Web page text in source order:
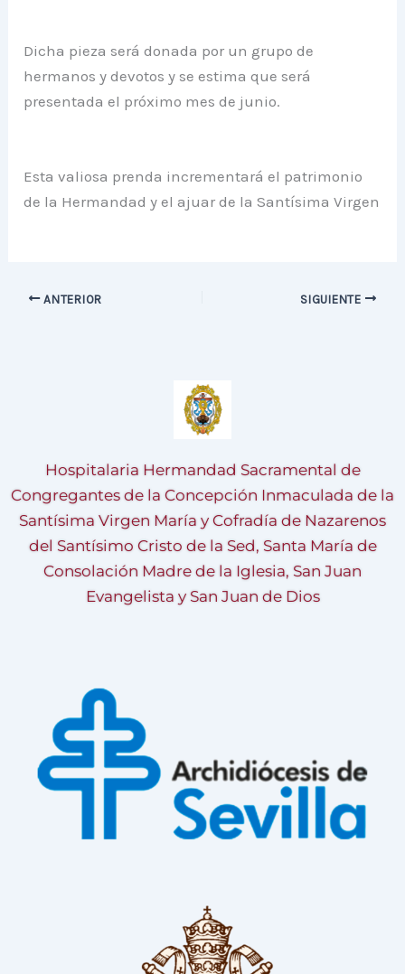
Dicha pieza será donada por un grupo de
hermanos y devotos y se estima que será
presentada el próximo mes de junio.
Esta valiosa prenda incrementará el patrimonio
de la Hermandad y el ajuar de la Santísima Virgen
ANTERIOR SIGUIENTE
Hospitalaria Hermandad Sacramental de
Congregantes de la Concepción Inmaculada de la
Santísima Virgen María y Cofradía de Nazarenos
del Santísimo Cristo de la Sed, Santa María de
Consolación Madre de la Iglesia, San Juan
Evangelista y San Juan de Dios